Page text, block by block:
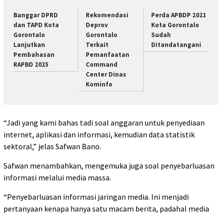
Banggar DPRD
dan TAPD Kota
Gorontalo
Lanjutkan
Pembahasan
RAPBD 2025
Rekomendasi
Deprov
Gorontalo
Terkait
Pemanfaatan
Command
Center Dinas
Kominfo
Perda APBDP 2021
Kota Gorontalo
Sudah
Ditandatangani
“Jadi yang kami bahas tadi soal anggaran untuk penyediaan
internet, aplikasi dan informasi, kemudian data statistik
sektoral,” jelas Safwan Bano.
Safwan menambahkan, mengemuka juga soal penyebarluasan
informasi melalui media massa.
“Penyebarluasan informasi jaringan media. Ini menjadi
pertanyaan kenapa hanya satu macam berita, padahal media